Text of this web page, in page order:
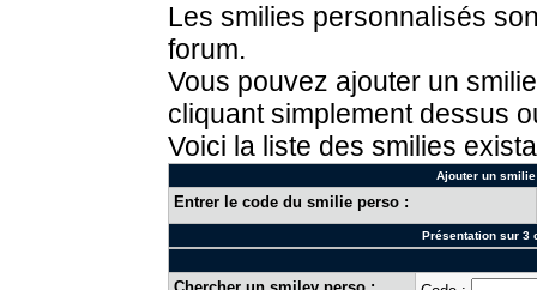
Les smilies personnalisés
forum.
Vous pouvez ajouter un
cliquant simplement dessus
Voici la liste des smilies
Ajouter un
Entrer le code du smilie perso :
Présentation sur 3